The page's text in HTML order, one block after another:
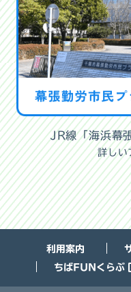
JR線「海浜幕
詳しい
利用案内
ちばFUNくらぶ